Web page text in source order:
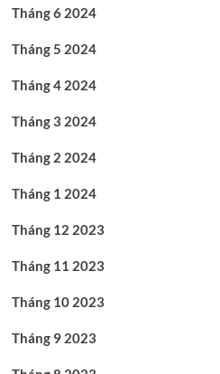
Tháng 6 2024
Tháng 5 2024
Tháng 4 2024
Tháng 3 2024
Tháng 2 2024
Tháng 1 2024
Tháng 12 2023
Tháng 11 2023
Tháng 10 2023
Tháng 9 2023